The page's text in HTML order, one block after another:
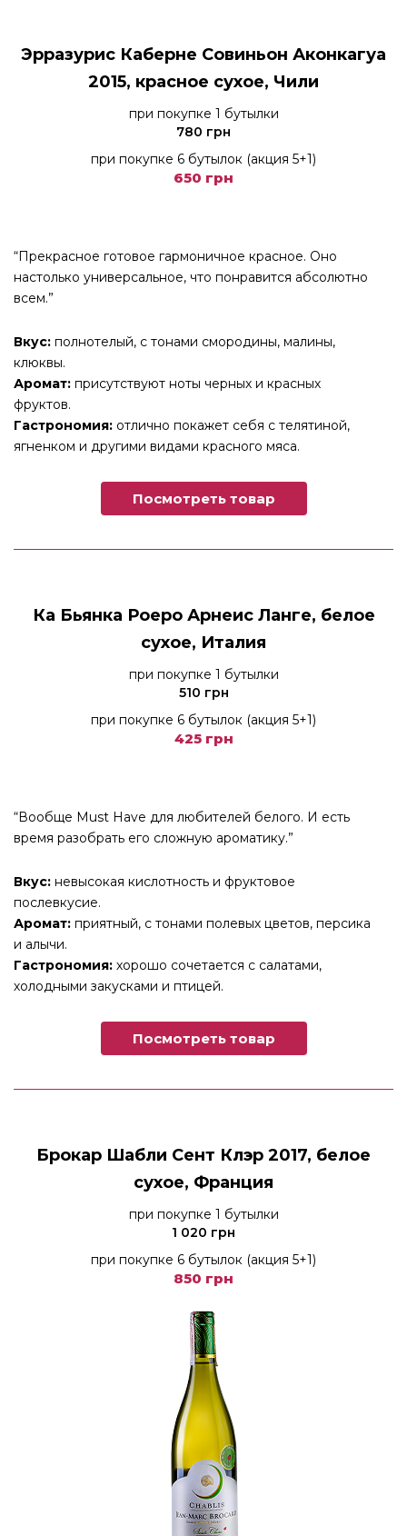
Эрразурис Каберне Совиньон Аконкагуа
2015, красное сухое, Чили
при покупке 1 бутылки
780 грн
при покупке 6 бутылок (акция 5+1)
650 грн
“Прекрасное готовое гармоничное красное. Оно
настолько универсальное, что понравится абсолютно
всем.”
Вкус: полнотелый, с тонами смородины, малины,
клюквы.
Аромат: присутствуют ноты черных и красных
фруктов.
Гастрономия: отлично покажет себя с телятиной,
ягненком и другими видами красного мяса.
Посмотреть товар
Ка Бьянка Роеро Арнеис Ланге, белое
сухое, Италия
при покупке 1 бутылки
510 грн
при покупке 6 бутылок (акция 5+1)
425 грн
“Вообще Must Have для любителей белого. И есть
время разобрать его сложную ароматику.”
Вкус: невысокая кислотность и фруктовое
послевкусие.
Аромат: приятный, с тонами полевых цветов, персика
и алычи.
Гастрономия: хорошо сочетается с салатами,
холодными закусками и птицей.
Посмотреть товар
Брокар Шабли Сент Клэр 2017, белое
сухое, Франция
при покупке 1 бутылки
1 020 грн
при покупке 6 бутылок (акция 5+1)
850 грн